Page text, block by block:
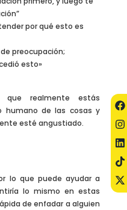
por qué esto es
preocupación;
esto»
que realmente estás
humano de las cosas y
esté angustiado.
lo que puede ayudar a
lo mismo en estas
de enfadar a alguien